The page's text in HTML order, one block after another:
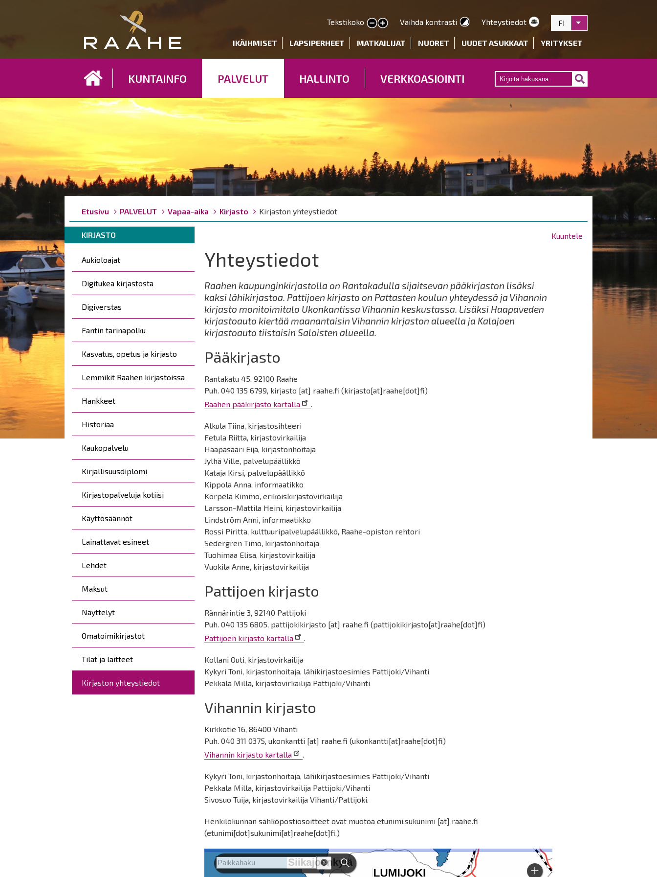
pääsisältöön
Tekstikoko
Pienennä tekstin kokoa
Suurenna tekstin kokoa Vaihda kontrasti Yhteystiedot FI Listaa lisätoiminnot
Kohderyhmät
IKÄIHMISET LAPSIPERHEET MATKAILIJAT NUORET UUDET ASUKKAAT YRITYKSET
KUNTAINFO PALVELUT HALLINTO VERKKOASIOINTI
Breadcrumbs
You
are
here:
Etusivu PALVELUT Vapaa-aika Kirjasto Kirjaston yhteystiedot
Breadcrumbs
are
KIRJASTO Kuuntele
Päävalikko
Aukioloajat
Digitukea kirjastosta
Digiverstas
Fantin tarinapolku
Kasvatus, opetus ja kirjasto
Lemmikit Raahen kirjastoissa
Hankkeet
Historiaa
Kaukopalvelu
Kirjallisuusdiplomi
Kirjastopalveluja kotiisi
Käyttösäännöt
Lainattavat esineet
Lehdet
Maksut
Näyttelyt
Omatoimikirjastot
Tilat ja laitteet
Kirjaston yhteystiedot
Yhteystiedot
Raahen kaupunginkirjastolla on Rantakadulla sijaitsevan pääkirjaston lisäksi
kaksi lähikirjastoa. Pattijoen kirjasto on Pattasten koulun yhteydessä ja Vihannin
kirjasto monitoimitalo Ukonkantissa Vihannin keskustassa. Lisäksi Haapaveden
kirjastoauto kiertää maanantaisin Vihannin kirjaston alueella ja Kalajoen
kirjastoauto tiistaisin Saloisten alueella.
Pääkirjasto
Rantakatu 45, 92100 Raahe
Puh. 040 135 6799, kirjasto [at] raahe.fi (kirjasto[at]raahe[dot]fi)
Raahen pääkirjasto kartalla
.
Alkula Tiina, kirjastosihteeri
Fetula Riitta, kirjastovirkailija
Haapasaari Eija, kirjastonhoitaja
Jylhä Ville, palvelupäällikkö
Kataja Kirsi, palvelupäällikkö
Kippola Anna, informaatikko
Korpela Kimmo, erikoiskirjastovirkailija
Larsson-Mattila Heini, kirjastovirkailija
Lindström Anni, informaatikko
Rossi Piritta, kulttuuripalvelupäällikkö, Raahe-opiston rehtori
Sedergren Timo, kirjastonhoitaja
Tuohimaa Elisa, kirjastovirkailija
Vuokila Anne, kirjastovirkailija
Pattijoen kirjasto
Rännärintie 3, 92140 Pattijoki
Puh. 040 135 6805, pattijokikirjasto [at] raahe.fi (pattijokikirjasto[at]raahe[dot]fi)
Pattijoen kirjasto kartalla
.
Kollani Outi, kirjastovirkailija
Kykyri Toni, kirjastonhoitaja, lähikirjastoesimies Pattijoki/Vihanti
Pekkala Milla, kirjastovirkailija Pattijoki/Vihanti
Vihannin kirjasto
Kirkkotie 16, 86400 Vihanti
Puh. 040 311 0375,ukonkantti [at] raahe.fi (ukonkantti[at]raahe[dot]fi)
Vihannin kirjasto kartalla
.
Kykyri Toni, kirjastonhoitaja, lähikirjastoesimies Pattijoki/Vihanti
Pekkala Milla, kirjastovirkailija Pattijoki/Vihanti
Sivosuo Tuija, kirjastovirkailija Vihanti/Pattijoki.
Henkilökunnan sähköpostiosoitteet ovat muotoaetunimi.sukunimi [at] raahe.fi
(etunimi[dot]sukunimi[at]raahe[dot]fi.)